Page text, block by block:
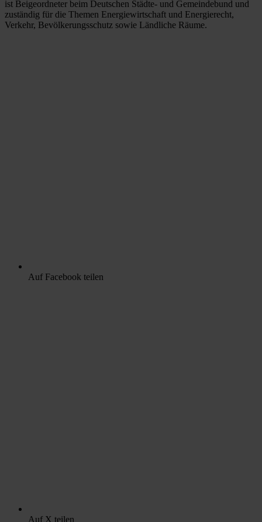
ist Beigeordneter beim Deutschen Städte- und Gemeindebund und
zuständig für die Themen Energiewirtschaft und Energierecht,
Verkehr, Bevölkerungsschutz sowie Ländliche Räume.
Auf Facebook teilen
Auf X teilen